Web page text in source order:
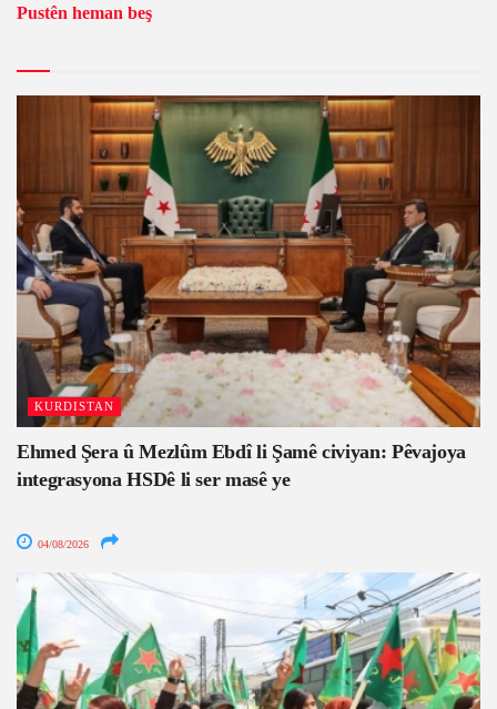
Pustên heman beş
KURDISTAN
Ehmed Şera û Mezlûm Ebdî li Şamê civiyan: Pêvajoya
integrasyona HSDê li ser masê ye
04/08/2026